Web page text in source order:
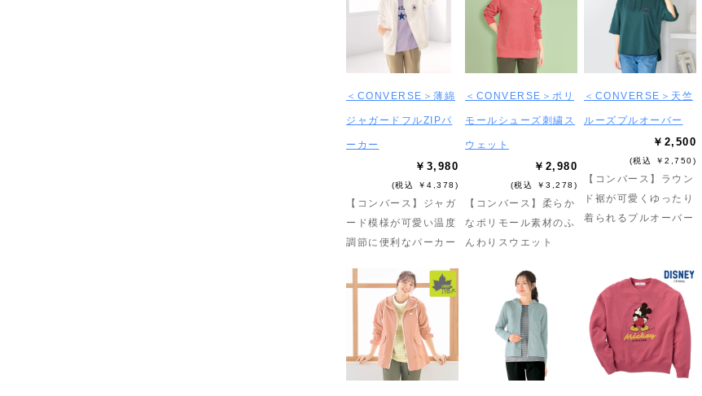
＜CONVERSE＞薄綿
ジャガードフルZIPパ
ーカー
￥3,980
(税込 ￥4,378)
【コンバース】ジャガ
ード模様が可愛い温度
調節に便利なパーカー
＜CONVERSE＞ポリ
モールシューズ刺繍ス
ウェット
￥2,980
(税込 ￥3,278)
【コンバース】柔らか
なポリモール素材のふ
んわりスウエット
＜CONVERSE＞天竺
ルーズプルオーバー
￥2,500
(税込 ￥2,750)
【コンバース】ラウン
ド裾が可愛くゆったり
着られるプルオーバー